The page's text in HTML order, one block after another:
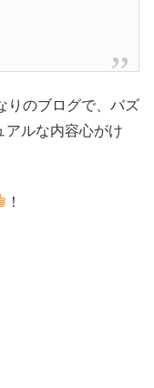
りのブログで、バズ
アルな内容心がけ
！